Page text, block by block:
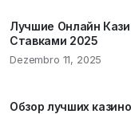
Лучшие Онлайн
Ставками 2025
Dezembro 11, 2025
Обзор лучших